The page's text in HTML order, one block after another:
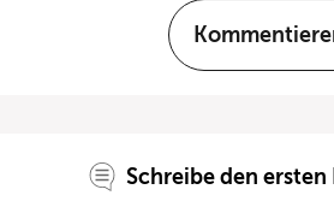
Schreibe den